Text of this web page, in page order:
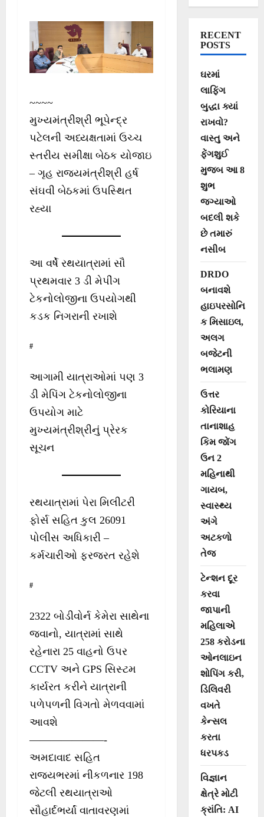
તે માટે પોલીસ તંત્ર
સંપૂર્ણ સજ્જ :-
મુખ્યમંત્રીશ્રી
~~~~
મુખ્યમંત્રીશ્રી ભૂપેન્દ્ર
પટેલની અધ્યક્ષતામાં ઉચ્ચ
સ્તરીય સમીક્ષા બેઠક યોજાઇ
– ગૃહ રાજ્યમંત્રીશ્રી હર્ષ
સંઘવી બેઠકમાં ઉપસ્થિત
રહ્યા
આ વર્ષે રથયાત્રામાં સૌ
પ્રથમવાર 3 ડી મેપીંગ
ટેકનોલોજીના ઉપયોગથી
કડક નિગરાની રખાશે
#
આગામી યાત્રાઓમાં પણ 3
ડી મેપિંગ ટેકનોલોજીના
ઉપયોગ માટે
મુખ્યમંત્રીશ્રીનું પ્રેરક
સૂચન
રથયાત્રામાં પેરા મિલીટરી
ફોર્સ સહિત કુલ 26091
પોલીસ અધિકારી –
કર્મચારીઓ ફરજરત રહેશે
#
2322 બોડીવોર્ન કેમેરા સાથેના
જવાનો, યાત્રામાં સાથે
રહેનારા 25 વાહનો ઉપર
CCTV અને GPS સિસ્ટમ
કાર્યરત કરીને યાત્રાની
પળેપળની વિગતો મેળવવામાં
આવશે
———————-
અમદાવાદ સહિત
રાજ્યભરમાં નીકળનાર 198
જેટલી રથયાત્રાઓ
સૌહાર્દભર્યાં વાતાવરણમાં
RECENT
POSTS
ઘરમાં
લાફિંગ
બુદ્ધા ક્યાં
રાખવો?
વાસ્તુ અને
ફેંગશુઈ
મુજબ આ 8
શુભ
જગ્યાઓ
બદલી શકે
છે તમારું
નસીબ
DRDO
બનાવશે
હાઇપરસોનિ
ક મિસાઇલ,
અલગ
બજેટની
ભલામણ
ઉત્તર
કોરિયાના
તાનાશાહ
કિમ જોંગ
ઉન 2
મહિનાથી
ગાયબ,
સ્વાસ્થ્ય
અંગે
અટકળો
તેજ
ટેન્શન દૂર
કરવા
જાપાની
મહિલાએ
258 કરોડના
ઓનલાઇન
શોપિંગ કરી,
ડિલિવરી
વખતે
કેન્સલ
કરતા
ધરપકડ
વિજ્ઞાન
ક્ષેત્રે મોટી
ક્રાંતિ: AI